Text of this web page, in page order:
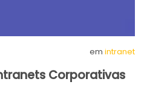
em intranet
Corporativas